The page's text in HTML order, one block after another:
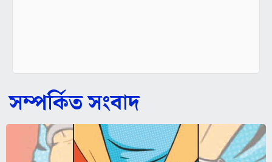
সম্পর্কিত সংবাদ